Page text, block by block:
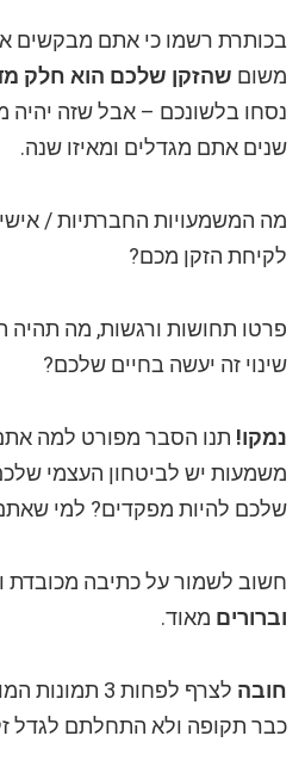
בכותרת רשמו כי אתם מבקשים
משום שהזקן שלכם הוא חלק
נסחו בלשונכם – אבל שזה יהיה
שנים אתם מגדלים ומאיזו שנה.
מה המשמעויות החברתיות /
לקיחת הזקן מכם?
פרטו תחושות ורגשות, מה תהיה
שינוי זה יעשה בחיים שלכם?
נמקו! תנו הסבר מפורט למה
משמעות יש לביטחון העצמי
שלכם להיות מפקדים? למי
חשוב לשמור על כתיבה מכובדת
וברורים מאוד.
חובה
לצרף לפחות 3
כבר תקופה ולא התחלתם לגדל